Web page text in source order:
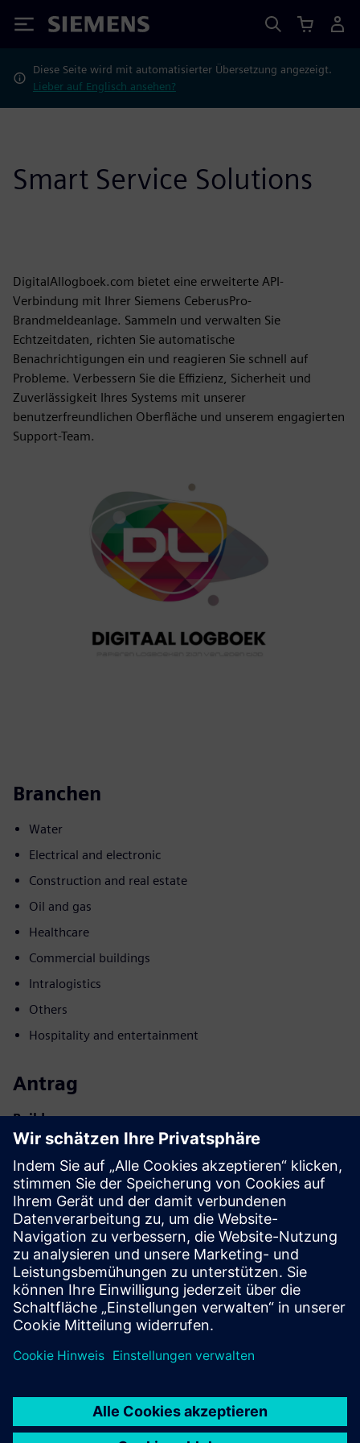
Siemens
Diese Seite wird mit automatisierter Übersetzung angezeigt.
Lieber auf Englisch ansehen?
Smart Service Solutions
DigitalAllogboek.com bietet eine erweiterte API-
Verbindung mit Ihrer Siemens CeberusPro-
Brandmeldeanlage. Sammeln und verwalten Sie
Echtzeitdaten, richten Sie automatische
Benachrichtigungen ein und reagieren Sie schnell auf
Probleme. Verbessern Sie die Effizienz, Sicherheit und
Zuverlässigkeit Ihres Systems mit unserer
benutzerfreundlichen Oberfläche und unserem engagierten
Support-Team.
Branchen
Water
Electrical and electronic
Construction and real estate
Oil and gas
Healthcare
Commercial buildings
Intralogistics
Others
Hospitality and entertainment
Antrag
Build
Erweitert oder baut auf einem/einer Siemens Xcelerator-
Produkt/Lösung auf, indem ein neues Produkt entwickelt
wird, oder erstellt eine neue Kundenlösung durch die
Integration des Siemens Xcelerator-Produkts und des
eigenen Produkts
Sell
Weiterverkauf//Mitverkauf von Software und digitalfähiger
Hardware auf Siemens Xcelerator